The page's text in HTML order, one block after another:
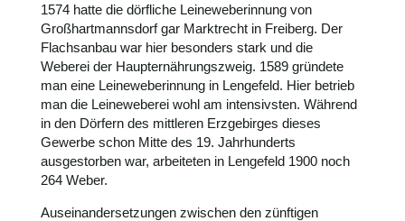
1574 hatte die dörfliche Leineweberinnung von
Großhartmannsdorf gar Marktrecht in Freiberg. Der
Flachsanbau war hier besonders stark und die
Weberei der Haupternährungszweig. 1589 gründete
man eine Leineweberinnung in Lengefeld. Hier betrieb
man die Leineweberei wohl am intensivsten. Während
in den Dörfern des mittleren Erzgebirges dieses
Gewerbe schon Mitte des 19. Jahrhunderts
ausgestorben war, arbeiteten in Lengefeld 1900 noch
264 Weber.
Auseinandersetzungen zwischen den zünftigen